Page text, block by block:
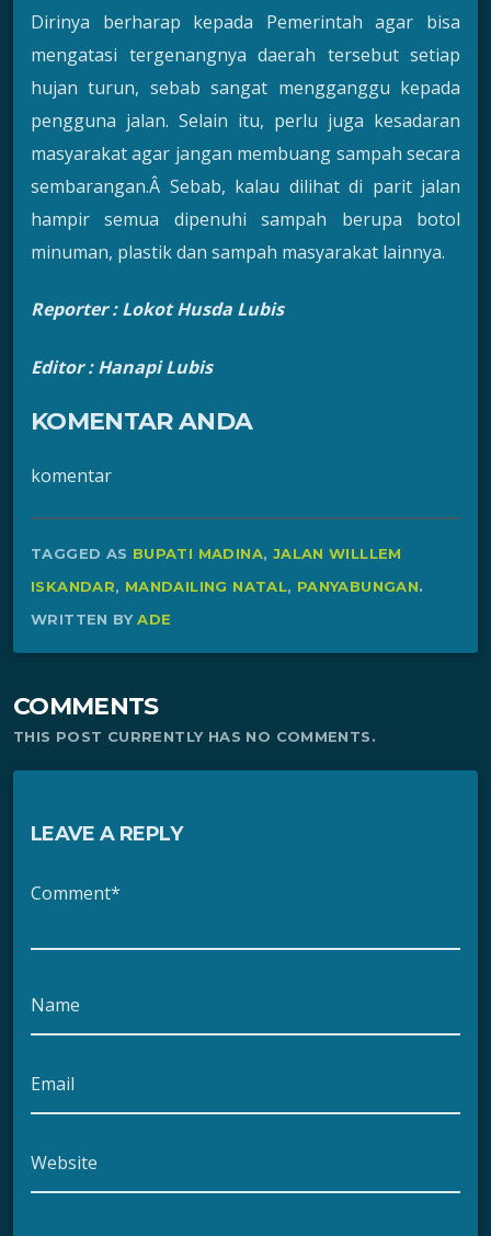
Dirinya berharap kepada Pemerintah agar bisa
mengatasi tergenangnya daerah tersebut setiap
hujan turun, sebab sangat mengganggu kepada
pengguna jalan. Selain itu, perlu juga kesadaran
masyarakat agar jangan membuang sampah secara
sembarangan.Â Sebab, kalau dilihat di parit jalan
hampir semua dipenuhi sampah berupa botol
minuman, plastik dan sampah masyarakat lainnya.
Reporter : Lokot Husda Lubis
Editor : Hanapi Lubis
KOMENTAR ANDA
komentar
TAGGED AS BUPATI MADINA, JALAN WILLLEM
ISKANDAR, MANDAILING NATAL, PANYABUNGAN.
WRITTEN BYADE
COMMENTS
THIS POST CURRENTLY HAS NO COMMENTS.
LEAVE A REPLY
Comment*
Name
Email
Website